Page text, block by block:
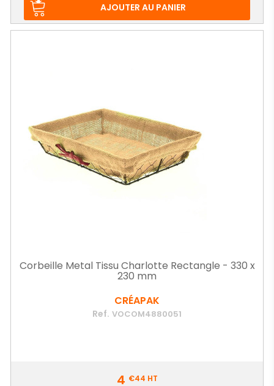
AJOUTER AU PANIER
Corbeille Metal Tissu Charlotte Rectangle - 330 x
230 mm
CRÉAPAK
Ref. VOCOM4880051
4 €44 HT